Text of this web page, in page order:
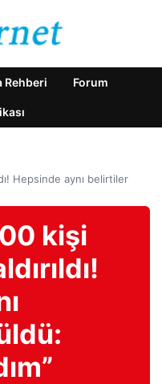
Rehberi Forum
Hepsinde aynı belirtiler
kişi